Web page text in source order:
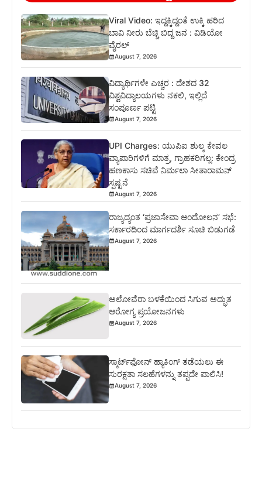
Viral Video: ಇದ್ದಕ್ಕಿದ್ದಂತೆ ಉಕ್ಕಿ ಹರಿದ
ಬಾವಿ ನೀರು ಬೆಚ್ಚಿ ಬಿದ್ದ ಜನ : ವಿಡಿಯೋ
ವೈರಲ್
August 7, 2026
ವಿದ್ಯಾರ್ಥಿಗಳೇ ಎಚ್ಚರ : ದೇಶದ 32
ವಿಶ್ವವಿದ್ಯಾಲಯಗಳು ನಕಲಿ, ಇಲ್ಲಿದೆ
ಸಂಪೂರ್ಣ ಪಟ್ಟಿ
August 7, 2026
UPI Charges: ಯುಪಿಐ ಶುಲ್ಕ ಕೇವಲ
ವ್ಯಾಪಾರಿಗಳಿಗೆ ಮಾತ್ರ, ಗ್ರಾಹಕರಿಗಲ್ಲ: ಕೇಂದ್ರ
ಹಣಕಾಸು ಸಚಿವೆ ನಿರ್ಮಲಾ ಸೀತಾರಾಮನ್
ಸ್ಪಷ್ಟನೆ
August 7, 2026
ರಾಜ್ಯದ್ಯಂತ ‘ಪ್ರಜಾಸೇವಾ ಆಂದೋಲನ’ ಸಭೆ:
ಸರ್ಕಾರದಿಂದ ಮಾರ್ಗದರ್ಶಿ ಸೂಚಿ ಬಿಡುಗಡೆ
August 7, 2026
ಅಲೋವೆರಾ ಬಳಕೆಯಿಂದ ಸಿಗುವ ಅದ್ಭುತ
ಆರೋಗ್ಯ ಪ್ರಯೋಜನಗಳು
August 7, 2026
ಸ್ಮಾರ್ಟ್‌ಫೋನ್ ಹ್ಯಾಕಿಂಗ್ ತಡೆಯಲು ಈ
ಸುರಕ್ಷತಾ ಸಲಹೆಗಳನ್ನು ತಪ್ಪದೇ ಪಾಲಿಸಿ!
August 7, 2026